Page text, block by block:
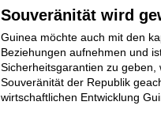
Souveränität wird
Guinea möchte auch mit den
Beziehungen aufnehmen und
Sicherheitsgarantien zu
Souveränität der Republik
wirtschaftlichen Entwicklung